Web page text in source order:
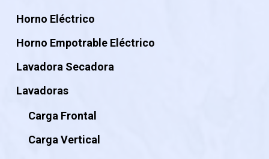
Horno Eléctrico
Horno Empotrable Eléctrico
Lavadora Secadora
Lavadoras
Carga Frontal
Carga Vertical